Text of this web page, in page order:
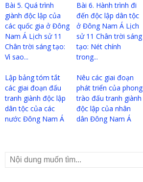
Bài 5. Quá trình
giành độc lập của
các quốc gia ở Đông
Nam Á Lịch sử 11
Chân trời sáng tạo:
Vì sao...
Bài 6. Hành trình đi
đến độc lập dân tộc
ở Đông Nam Á Lịch
sử 11 Chân trời sáng
tạo: Nét chính
trong...
Lập bảng tóm tắt
các giai đoạn đấu
tranh giành độc lập
dân tộc của các
nước Đông Nam Á
Nêu các giai đoạn
phát triển của phong
trào đấu tranh giành
độc lập của nhân
dân Đông Nam Á